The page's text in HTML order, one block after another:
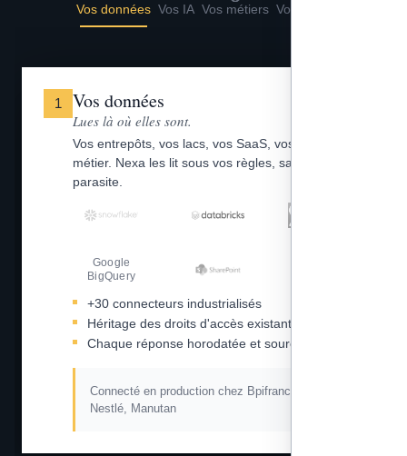
Vos données Vos IA Vos métiers Vos outils
1 Vos données
Lues là où elles sont.
Vos entrepôts, vos lacs, vos SaaS, vos fichiers
métier. Nexa les lit sous vos règles, sans copie
parasite.
Google
BigQuery
+30 connecteurs industrialisés
Héritage des droits d'accès existants
Chaque réponse horodatée et sourcée
Connecté en production chez Bpifrance, L'Oréal,
Nestlé, Manutan